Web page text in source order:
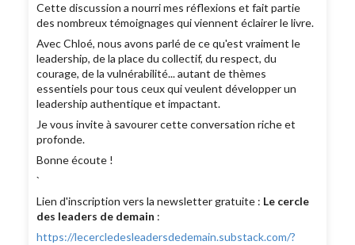
Cette discussion a nourri mes réflexions et fait partie
des nombreux témoignages qui viennent éclairer le livre.
Avec Chloé, nous avons parlé de ce qu'est vraiment le
leadership, de la place du collectif, du respect, du
courage, de la vulnérabilité... autant de thèmes
essentiels pour tous ceux qui veulent développer un
leadership authentique et impactant.
Je vous invite à savourer cette conversation riche et
profonde.
Bonne écoute !
`
Lien d'inscription vers la newsletter gratuite : Le cercle
des leaders de demain :
https://lecercledesleadersdedemain.substack.com/?